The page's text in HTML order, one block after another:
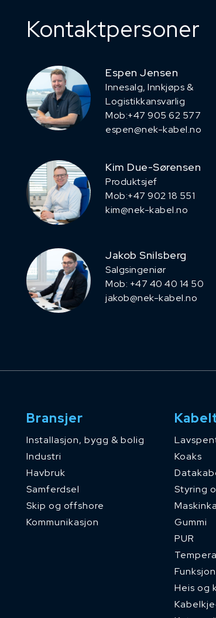
Kontaktpersoner
Espen Jensen
Innesalg, ​Innkjøps &
Logistikkansvarlig
Mob:+47 905 62 577
espen@nek-kabel.no
Kim Due-Sørensen
Produktsjef
​Mob:+47 902 18 551
kim@nek-kabel.no
Jakob Snilsberg
​Salgsingeniør
Mob: +47 40 40 14 50
jakob@nek-kabel.no
Bransjer
Installasjon, bygg & bolig
Industri
Havbruk
Samferdsel
Skip og offshore
Kommunikasjon
Koaks
Styring
Gummi
PUR
Heis og